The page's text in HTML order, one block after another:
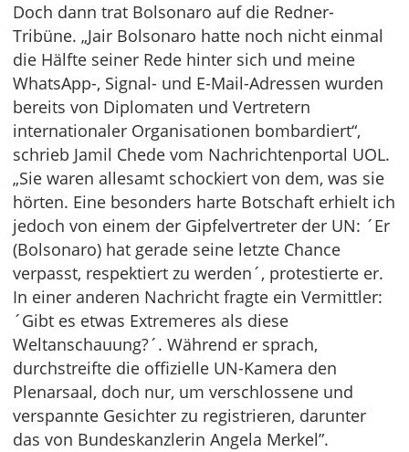
Doch dann trat Bolsonaro auf die Redner-
Tribüne. „Jair Bolsonaro hatte noch nicht einmal
die Hälfte seiner Rede hinter sich und meine
WhatsApp-, Signal- und E-Mail-Adressen wurden
bereits von Diplomaten und Vertretern
internationaler Organisationen bombardiert“,
schrieb Jamil Chede vom Nachrichtenportal UOL.
„Sie waren allesamt schockiert von dem, was sie
hörten. Eine besonders harte Botschaft erhielt ich
jedoch von einem der Gipfelvertreter der UN: ´Er
(Bolsonaro) hat gerade seine letzte Chance
verpasst, respektiert zu werden´, protestierte er.
In einer anderen Nachricht fragte ein Vermittler:
´Gibt es etwas Extremeres als diese
Weltanschauung?´. Während er sprach,
durchstreifte die offizielle UN-Kamera den
Plenarsaal, doch nur, um verschlossene und
verspannte Gesichter zu registrieren, darunter
das von Bundeskanzlerin Angela Merkel”.